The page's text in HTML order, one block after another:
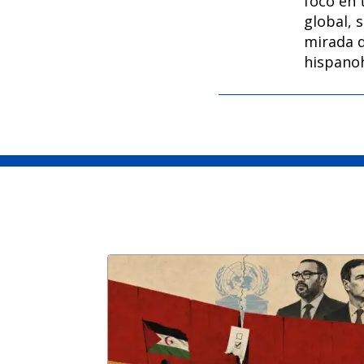
global,
mirada